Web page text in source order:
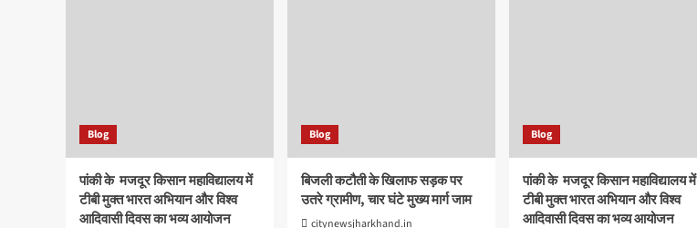
Blog
पांकी के ​ मजदूर किसान महाविद्यालय में
टीबी मुक्त भारत अभियान और विश्व
आदिवासी दिवस का भव्य आयोजन
Blog
बिजली कटौती के खिलाफ सड़क पर
उतरे ग्रामीण, चार घंटे मुख्य मार्ग जाम
citynewsjharkhand.in
Blog
पांकी के ​ मजदूर किसान महाविद्यालय में
टीबी मुक्त भारत अभियान और विश्व
आदिवासी दिवस का भव्य आयोजन